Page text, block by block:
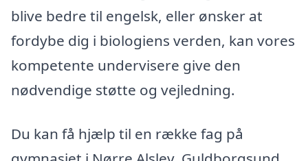
blive bedre til engelsk, eller ønsker at
fordybe dig i biologiens verden, kan vores
kompetente undervisere give den
nødvendige støtte og vejledning.
Du kan få hjælp til en række fag på